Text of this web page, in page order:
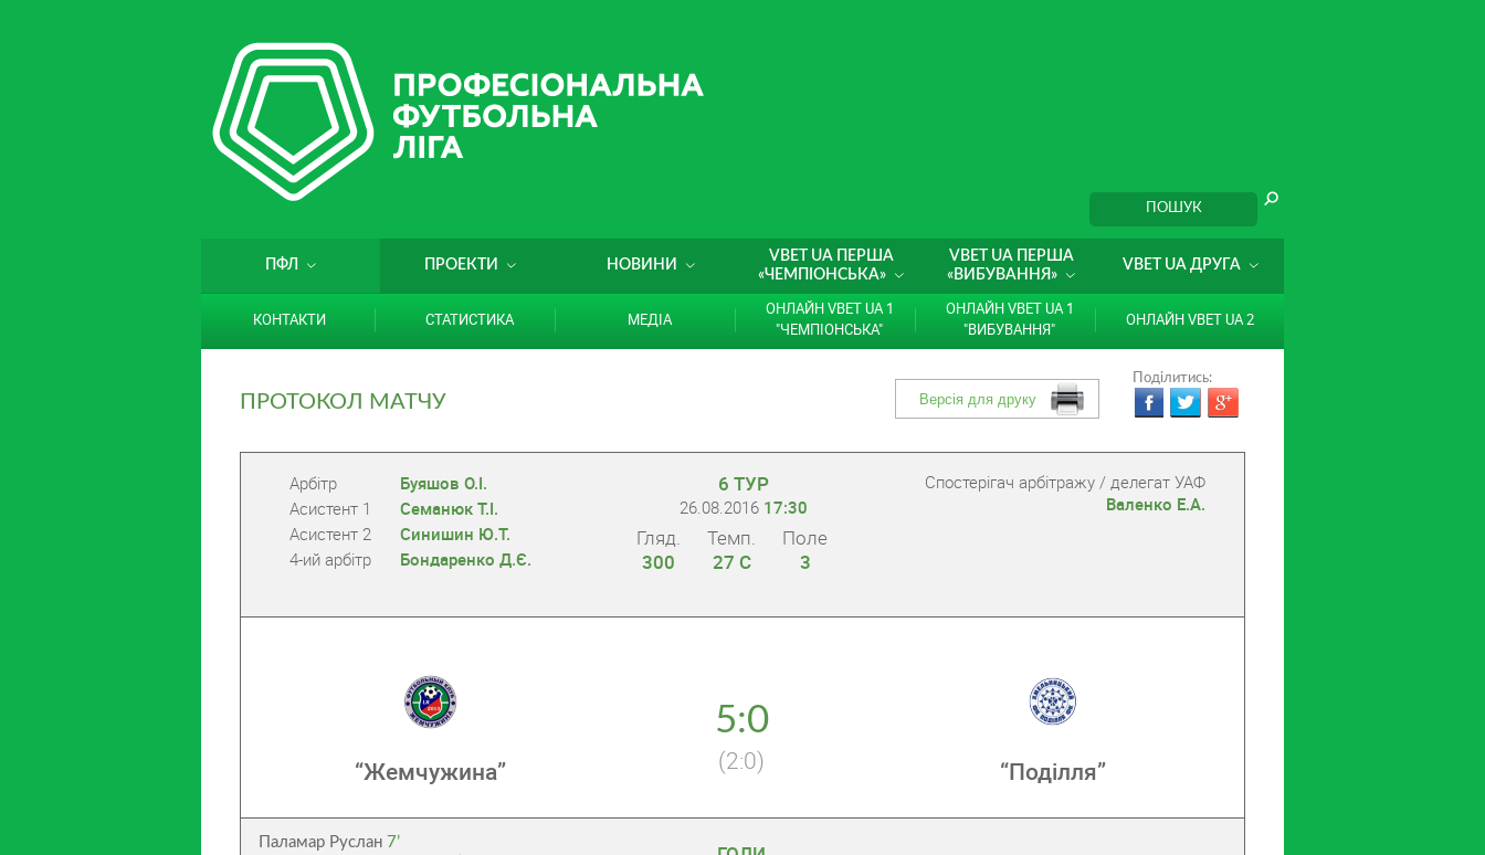
ПФЛ ПРОЕКТИ НОВИНИ
VBET UA ПЕРША
«ЧЕМПІОНСЬКА»
VBET UA ПЕРША
«ВИБУВАННЯ»
VBET UA ДРУГА
КОНТАКТИ СТАТИСТИКА МЕДІА
ОНЛАЙН VBET UA 1
"ЧЕМПІОНСЬКА"
ОНЛАЙН VBET UA 1
"ВИБУВАННЯ"
ОНЛАЙН VBET UA 2
ПРОТОКОЛ МАТЧУ
Поділитись:
Арбітр
Буяшов О.І.
Асистент 1
Семанюк Т.І.
Асистент 2
Синишин Ю.Т.
4-ий арбітр
Бондаренко Д.Є.
6 ТУР
26.08.2016 17:30
Гляд.
300
Темп.
27 С
Поле
3
Cпостерігач арбітражу / делегат УАФ
Валенко Е.А.
“Жемчужина”
5:0
(2:0) “Поділля”
Паламар Руслан 7’